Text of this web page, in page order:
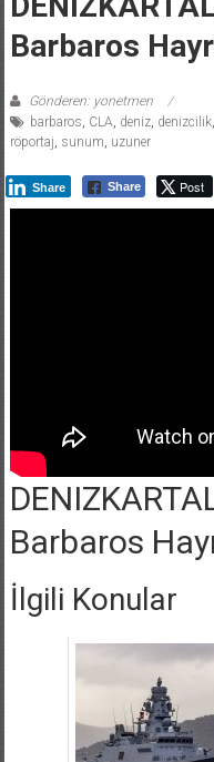
Barbaros
Gönderen: yonetmen
barbaros, CLA, deniz, denizcilik,
röportaj, sunum, uzuner
Share Share Post
Barbaros
İlgili Konular